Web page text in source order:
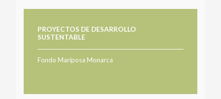
PROYECTOS DE DESARROLLO
SUSTENTABLE
Fondo Mariposa Monarca